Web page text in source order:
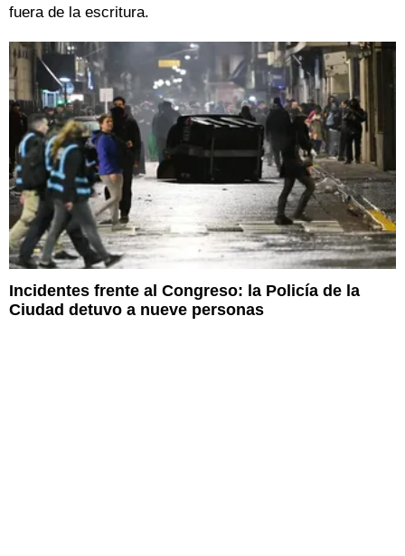
fuera de la escritura.
Incidentes frente al Congreso: la Policía de la
Ciudad detuvo a nueve personas